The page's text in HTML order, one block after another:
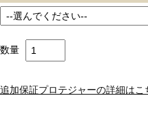
数量
追加保証プロテジャーの詳細はこ